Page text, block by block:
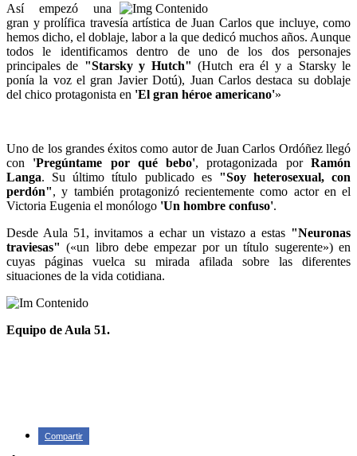
Así empezó una
gran y prolífica travesía artística de Juan Carlos que incluye, como
hemos dicho, el doblaje, labor a la que dedicó muchos años. Aunque
todos le identificamos dentro de uno de los dos personajes
principales de "Starsky y Hutch"(Hutch era él y a Starsky le
ponía la voz el gran Javier Dotú), Juan Carlos destaca su doblaje
del chico protagonista en 'El gran héroe americano'»
Uno de los grandes éxitos como autor de Juan Carlos Ordóñez llegó
con 'Pregúntame por qué bebo', protagonizada porRamón
Langa. Su último título publicado es "Soy heterosexual, con
perdón", y también protagonizó recientemente como actor en el
Victoria Eugenia el monólogo 'Un hombre confuso'.
Desde Aula 51, invitamos a echar un vistazo a estas "Neuronas
traviesas" («un libro debe empezar por un título sugerente») en
cuyas páginas vuelca su mirada afilada sobre las diferentes
situaciones de la vida cotidiana.
Equipo de Aula 51.
Compartir